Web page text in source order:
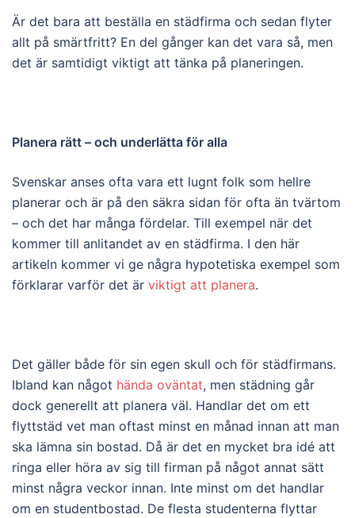
Är det bara att beställa en städfirma och sedan flyter
allt på smärtfritt? En del gånger kan det vara så, men
det är samtidigt viktigt att tänka på planeringen.
Planera rätt – och underlätta för alla
Svenskar anses ofta vara ett lugnt folk som hellre
planerar och är på den säkra sidan för ofta än tvärtom
– och det har många fördelar. Till exempel när det
kommer till anlitandet av en städfirma. I den här
artikeln kommer vi ge några hypotetiska exempel som
förklarar varför det är viktigt att planera.
Det gäller både för sin egen skull och för städfirmans.
Ibland kan något hända oväntat, men städning går
dock generellt att planera väl. Handlar det om ett
flyttstäd vet man oftast minst en månad innan att man
ska lämna sin bostad. Då är det en mycket bra idé att
ringa eller höra av sig till firman på något annat sätt
minst några veckor innan. Inte minst om det handlar
om en studentbostad. De flesta studenterna flyttar